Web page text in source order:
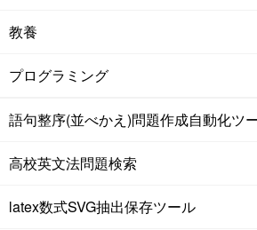
教養
プログラミング
語句整序(並べかえ)問題作成自動化ツ
高校英文法問題検索
latex数式SVG抽出保存ツール